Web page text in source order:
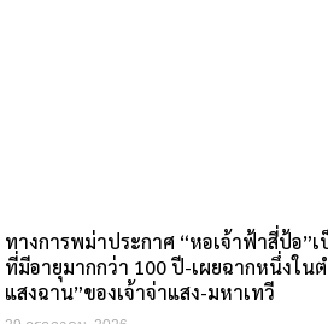
ทางการพม่าประกาศ “หอเจ้าฟ้าสี่ป้อ”
ที่มีอายุมากกว่า 100 ปี-เผยฉากหนึ่งใน
แสงฉาน”ของเจ้าจ่าแสง-มหาเทวี